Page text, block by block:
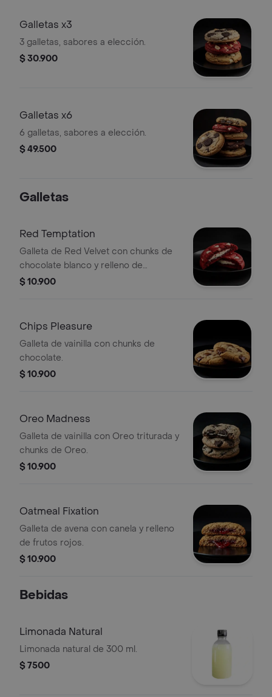
Galletas x3
3 galletas, sabores a elección.
$ 30.900
Galletas x6
6 galletas, sabores a elección.
$ 49.500
Galletas
Red Temptation
Galleta de Red Velvet con chunks de
chocolate blanco y relleno de
Cheesecake.
$ 10.900
Chips Pleasure
Galleta de vainilla con chunks de
chocolate.
$ 10.900
Oreo Madness
Galleta de vainilla con Oreo triturada y
chunks de Oreo.
$ 10.900
Oatmeal Fixation
Galleta de avena con canela y relleno
de frutos rojos.
$ 10.900
Bebidas
Limonada Natural
Limonada natural de 300 ml.
$ 7500